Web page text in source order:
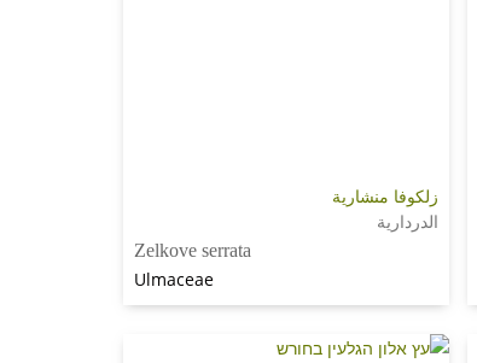
زلكوفا منشارية
الدردارية
Zelkove serrata
Ulmaceae